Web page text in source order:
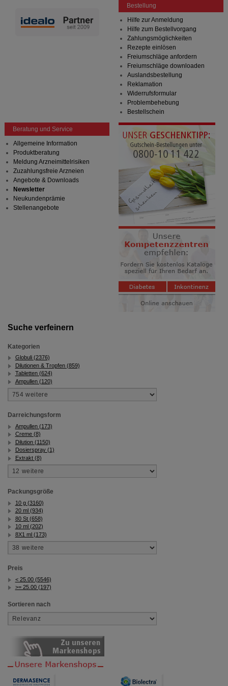
Suche verfeinern
Kategorien
Globuli (2376)
Dilutionen & Tropfen (859)
Tabletten (624)
Ampullen (120)
Darreichungsform
Ampullen (173)
Creme (8)
Dilution (1150)
Dosierspray (1)
Extrakt (8)
Packungsgröße
10 g (3160)
20 ml (934)
80 St (658)
10 ml (202)
8X1 ml (173)
Preis
< 25.00 (5546)
>= 25.00 (197)
Sortieren nach
Bestellung
Hilfe zur Anmeldung
Hilfe zum Bestellvorgang
Zahlungsmöglichkeiten
Rezepte einlösen
Freiumschläge anfordern
Freiumschläge downloaden
Auslandsbestellung
Reklamation
Widerrufsformular
Problembehebung
Bestellschein
Beratung und Service
Allgemeine Information
Produktberatung
Meldung Arzneimittelrisiken
Zuzahlungsfreie Arzneien
Angebote & Downloads
Newsletter
Neukundenprämie
Stellenangebote